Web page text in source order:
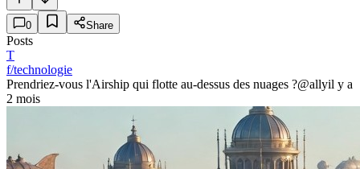
0 Share
Posts
T
f/technologie
Prendriez-vous l'Airship qui flotte au-dessus des nuages ?@allyil y a
2 mois